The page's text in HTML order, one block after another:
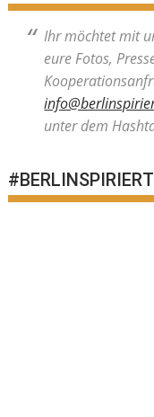
Ihr möchtet mit
eure Fotos,
unter dem